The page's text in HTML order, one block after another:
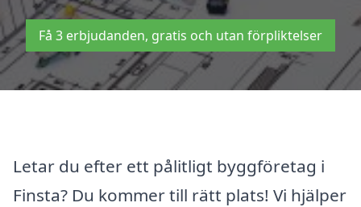
Få 3 erbjudanden, gratis och utan förpliktelser
Letar du efter ett pålitligt byggföretag i
Finsta? Du kommer till rätt plats! Vi hjälper